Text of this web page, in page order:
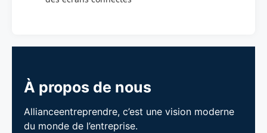
À propos de nous
Allianceentreprendre, c’est une vision moderne
du monde de l’entreprise.